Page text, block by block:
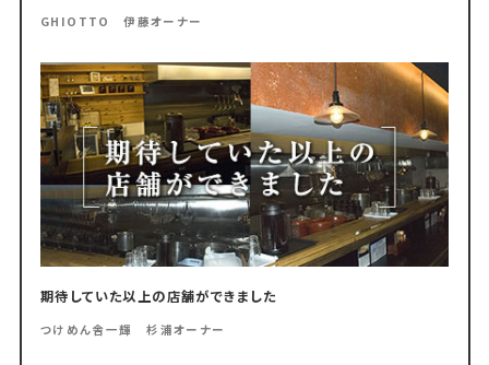
GHIOTTO 伊藤オーナー
期待していた以上の店舗ができました
つけめん舎一輝 杉浦オーナー